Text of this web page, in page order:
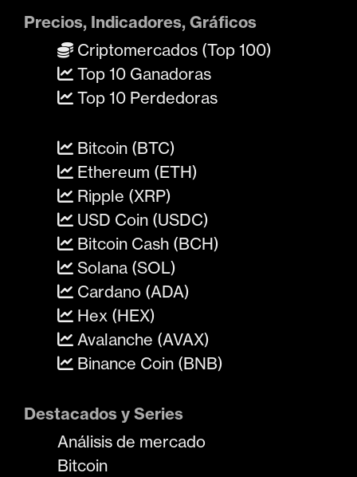
Precios, Indicadores, Gráficos
Criptomercados (Top 100)
Top 10 Ganadoras
Top 10 Perdedoras
Bitcoin (BTC)
Ethereum (ETH)
Ripple (XRP)
USD Coin (USDC)
Bitcoin Cash (BCH)
Solana (SOL)
Cardano (ADA)
Hex (HEX)
Avalanche (AVAX)
Binance Coin (BNB)
Destacados y Series
Análisis de mercado
Bitcoin